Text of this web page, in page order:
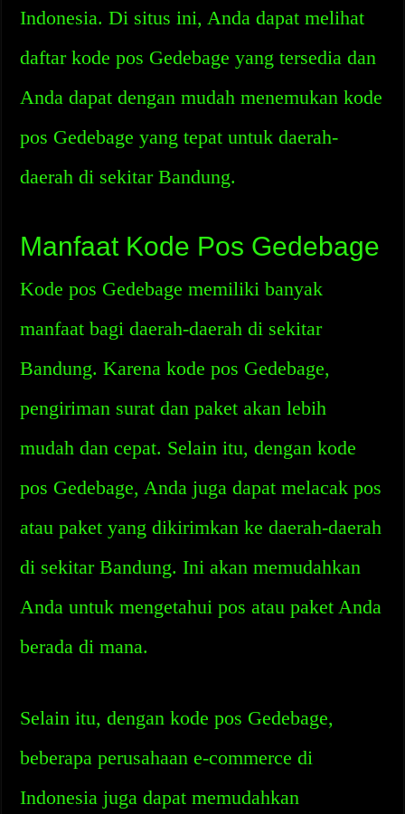
Indonesia. Di situs ini, Anda dapat melihat
daftar kode pos Gedebage yang tersedia dan
Anda dapat dengan mudah menemukan kode
pos Gedebage yang tepat untuk daerah-
daerah di sekitar Bandung.
Manfaat Kode Pos Gedebage
Kode pos Gedebage memiliki banyak
manfaat bagi daerah-daerah di sekitar
Bandung. Karena kode pos Gedebage,
pengiriman surat dan paket akan lebih
mudah dan cepat. Selain itu, dengan kode
pos Gedebage, Anda juga dapat melacak pos
atau paket yang dikirimkan ke daerah-daerah
di sekitar Bandung. Ini akan memudahkan
Anda untuk mengetahui pos atau paket Anda
berada di mana.
Selain itu, dengan kode pos Gedebage,
beberapa perusahaan e-commerce di
Indonesia juga dapat memudahkan